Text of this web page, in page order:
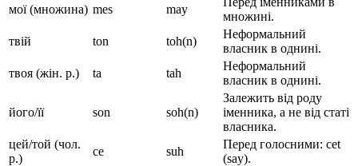
мої (множина) mes may
множині.
твій
ton toh(n)
Неформальний
власник в однині.
твоя (жін. р.)
ta tah
Неформальний
власник в однині.
його/її son soh(n)
Залежить від роду
іменника, а не від статі
власника.
цей/той (чол.
р.)
ce suh
Перед голосними: cet
(say).